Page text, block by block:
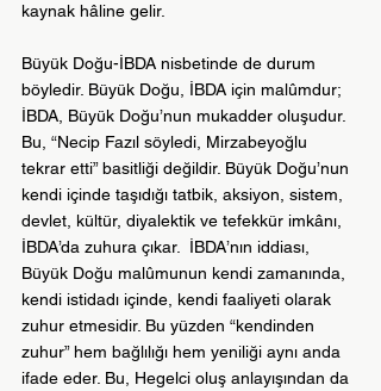
kaynak hâline gelir.
Büyük Doğu-İBDA nisbetinde de durum
böyledir. Büyük Doğu, İBDA için malûmdur;
İBDA, Büyük Doğu’nun mukadder oluşudur.
Bu, “Necip Fazıl söyledi, Mirzabeyoğlu
tekrar etti” basitliği değildir. Büyük Doğu’nun
kendi içinde taşıdığı tatbik, aksiyon, sistem,
devlet, kültür, diyalektik ve tefekkür imkânı,
İBDA’da zuhura çıkar.  İBDA’nın iddiası,
Büyük Doğu malûmunun kendi zamanında,
kendi istidadı içinde, kendi faaliyeti olarak
zuhur etmesidir. Bu yüzden “kendinden
zuhur” hem bağlılığı hem yeniliği aynı anda
ifade eder. Bu, Hegelci oluş anlayışından da